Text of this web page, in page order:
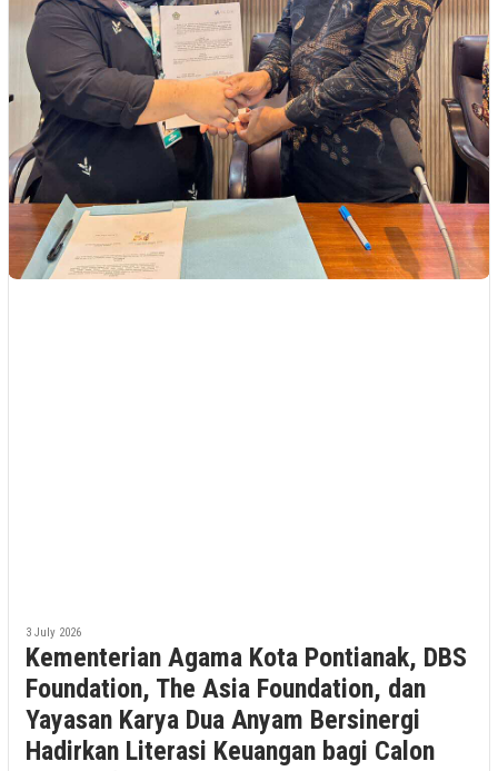
3 July 2026
Kementerian Agama Kota Pontianak, DBS
Foundation, The Asia Foundation, dan
Yayasan Karya Dua Anyam Bersinergi
Hadirkan Literasi Keuangan bagi Calon